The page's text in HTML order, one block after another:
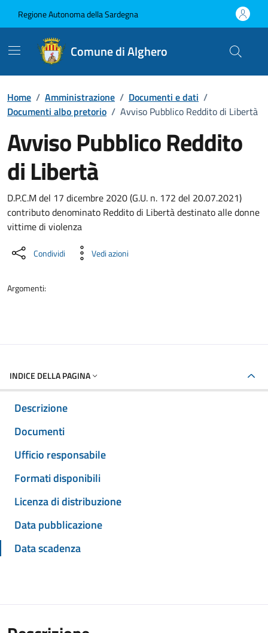
Regione Autonoma della Sardegna
Comune di Alghero
Home / Amministrazione / Documenti e dati /
Documenti albo pretorio / Avviso Pubblico Reddito di Libertà
Avviso Pubblico Reddito
di Libertà
Dettaglio del documento
D.P.C.M del 17 dicembre 2020 (G.U. n. 172 del 20.07.2021)
contributo denominato Reddito di Libertà destinato alle donne
vittime di violenza
Condividi Vedi azioni
Argomenti:
INDICE DELLA PAGINA
Descrizione
Documenti
Ufficio responsabile
Formati disponibili
Licenza di distribuzione
Data pubblicazione
Data scadenza